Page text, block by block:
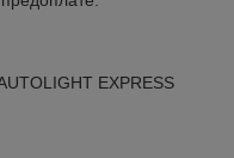
EXPRESS